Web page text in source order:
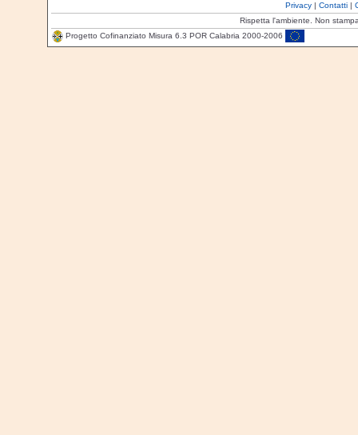
Privacy| Contatti|
Rispetta l'ambiente. Non
Progetto Cofinanziato Misura 6.3 POR Calabria 2000-2006